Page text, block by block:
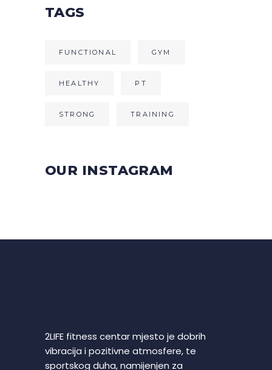
TAGS
FUNCTIONAL GYM
HEALTHY PT
STRONG TRAINING
OUR INSTAGRAM
2LIFE fitness centar mjesto je dobrih
vibracija i pozitivne atmosfere, te
sportskog duha, namijenjen za